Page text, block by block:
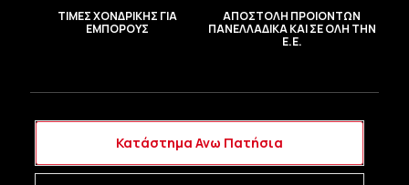
ΤΙΜΕΣ ΧΟΝΔΡΙΚΗΣ ΓΙΑ
ΕΜΠΟΡΟΥΣ
ΑΠΟΣΤΟΛΗ ΠΡΟΙΟΝΤΩΝ
ΠΑΝΕΛΛΑΔΙΚΑ ΚΑΙ ΣΕ ΟΛΗ ΤΗΝ
Ε.Ε.
Κατάστημα Ανω Πατήσια